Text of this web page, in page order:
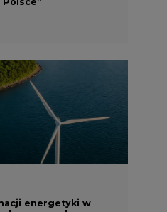
energetyki w
– sprawdzamy